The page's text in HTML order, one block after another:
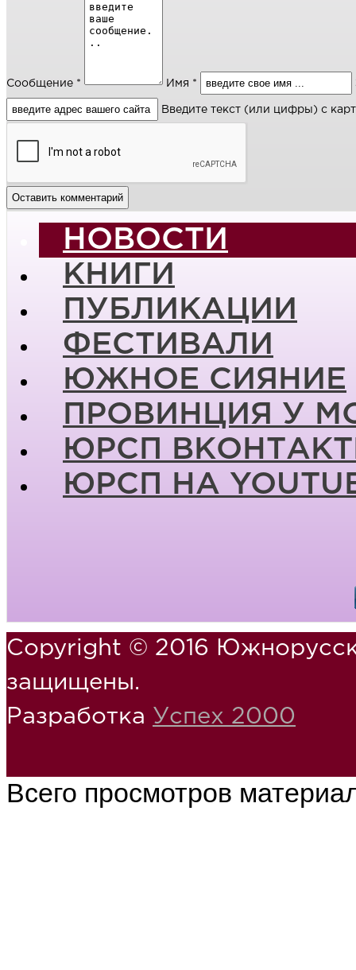
Сообщение * Имя *
Введите текст (или цифры) с
НОВОСТИ
КНИГИ
ПУБЛИКАЦИИ
ФЕСТИВАЛИ
ЮЖНОЕ СИЯНИЕ
ПРОВИНЦИЯ У
ЮРСП
ЮРСП НА
Copyright © 2016
защищены.
Разработка Успех 2000
Всего просмотров